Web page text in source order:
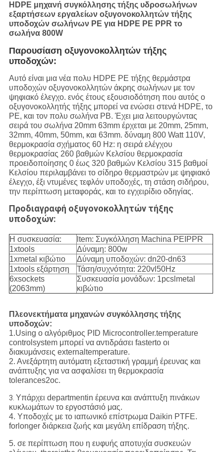
HDPE μηχανή συγκόλλησης τήξης υδροσωλήνων
εξαρτήσεων εργαλείων οξυγονοκολλητών τήξης
υποδοχών σωλήνων PE για HDPE PE PPR το
σωλήνα 800W
Παρουσίαση οξυγονοκολλητών τήξης
υποδοχών:
Αυτό είναι μια νέα πολυ HDPE PE τήξης θερμάστρα
υποδοχών οξυγονοκολλητών άκρης σωλήνων με τον
ψηφιακό έλεγχο. ενός έτους εξουσιοδότηση που αυτός ο
οξυγονοκολλητής τήξης μπορεί να ενώσει στενά HDPE, το
PE, και τον πολυ σωλήνα PB. Έχει μια λειτουργώντας
σειρά του σωλήνα 20mm 63mm έρχεται με 20mm, 25mm,
32mm, 40mm, 50mm, και 63mm. δύναμη 800 Watt 110V,
θερμοκρασία σχήματος 60 Hz: η σειρά ελέγχου
θερμοκρασίας 260 βαθμών Κελσίου θερμοκρασία
προειδοποίησης 0 έως 320 βαθμών Κελσίου 315 βαθμοί
Κελσίου περιλαμβάνει το σίδηρο θερμαστρών με ψηφιακό
έλεγχο, έξι ντυμένες τεφλόν υποδοχές, τη στάση σιδήρου,
την περίπτωση μεταφοράς, και το εγχειρίδιο οδηγίας.
Προδιαγραφή οξυγονοκολλητών τήξης
υποδοχών:
Η συσκευασία:
ltem: Συγκόλληση Machina PEIPPR
1xtools
Δύναμη: 800w
1xmetal κιβώτιο
Δύναμη υποδοχών: dn20-dn63
1xtools εξάρτηση
Τάση/συχνότητα: 220vl50Hz
6xsockets
(2063mm)
Συσκευασία μονάδων: 1pcslmetal
κιβώτιο
Πλεονεκτήματα μηχανών συγκόλλησης τήξης
υποδοχών:
1.Using ο αλγόριθμος PID Microcontroller.temperature
controlsystem μπορεί να αντιδράσει fasterto οι
διακυμάνσεις externaltemperature.
2. Ανεξάρτητη αυτόματη εξεταστική γραμμή έρευνας και
ανάπτυξης για να ασφαλίσει τη θερμοκρασία
tolerances2oc.
3. Υπάρχει departmentin έρευνα και ανάπτυξη πινάκων
κυκλωμάτων το εργοστάσιό μας.
4. Υποδοχές με το ιαπωνικό επίστρωμα Daikin PTFE.
forlonger διάρκεια ζωής και μεγάλη επίδραση τήξης.
5. σε περίπτωση που η ευφυής αποτυχία συσκευών